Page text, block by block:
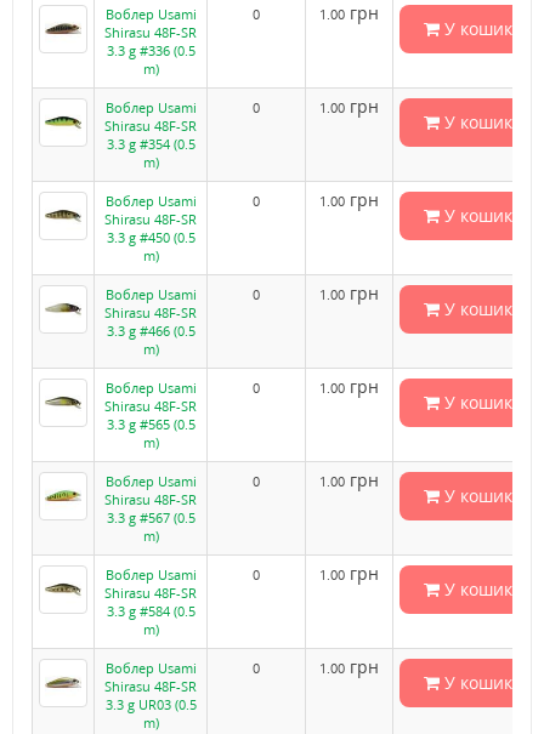
Воблер Usami
Shirasu 48F-SR
3.3 g #336 (0.5
m)
0 1.00 грн
У кошик
Воблер Usami
Shirasu 48F-SR
3.3 g #354 (0.5
m)
0 1.00 грн
У кошик
Воблер Usami
Shirasu 48F-SR
3.3 g #450 (0.5
m)
0 1.00 грн
У кошик
Воблер Usami
Shirasu 48F-SR
3.3 g #466 (0.5
m)
0 1.00 грн
У кошик
Воблер Usami
Shirasu 48F-SR
3.3 g #565 (0.5
m)
0 1.00 грн
У кошик
Воблер Usami
Shirasu 48F-SR
3.3 g #567 (0.5
m)
0 1.00 грн
У кошик
Воблер Usami
Shirasu 48F-SR
3.3 g #584 (0.5
m)
0 1.00 грн
У кошик
Воблер Usami
Shirasu 48F-SR
3.3 g UR03 (0.5
m)
0 1.00 грн
У кошик